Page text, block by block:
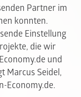
Partner im
konnten.
Einstellung
die wir
und
Marcus Seidel,
Economy.de.